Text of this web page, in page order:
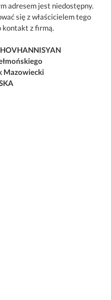
adresem jest niedostępny.
się z właścicielem tego
kontakt z firmą.
Mazowiecki